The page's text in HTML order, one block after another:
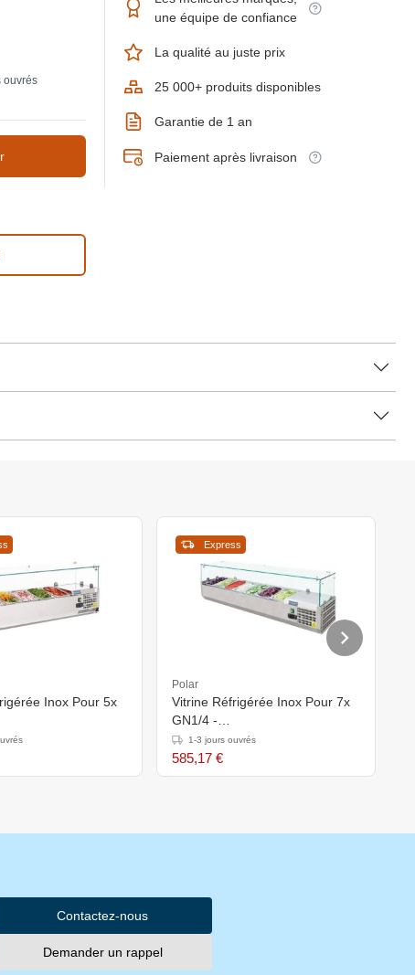
ouvrés
une équipe de confiance
La qualité au juste prix
25 000+ produits disponibles
Garantie de 1 an
Paiement après livraison
Inox Pour 5x
Express
Polar
Vitrine Réfrigérée Inox Pour 7x
GN1/4 -
330(p)x1500(l)x435(h)mm
1-3 jours ouvrés
585,17 €
Contactez-nous
Demander un rappel